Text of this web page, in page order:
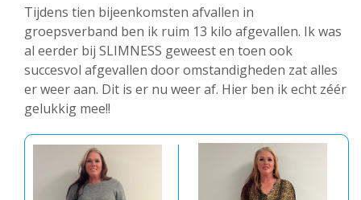
Tijdens tien bijeenkomsten afvallen in
groepsverband ben ik ruim 13 kilo afgevallen. Ik was
al eerder bij SLIMNESS geweest en toen ook
succesvol afgevallen door omstandigheden zat alles
er weer aan. Dit is er nu weer af. Hier ben ik echt zéér
gelukkig mee!!